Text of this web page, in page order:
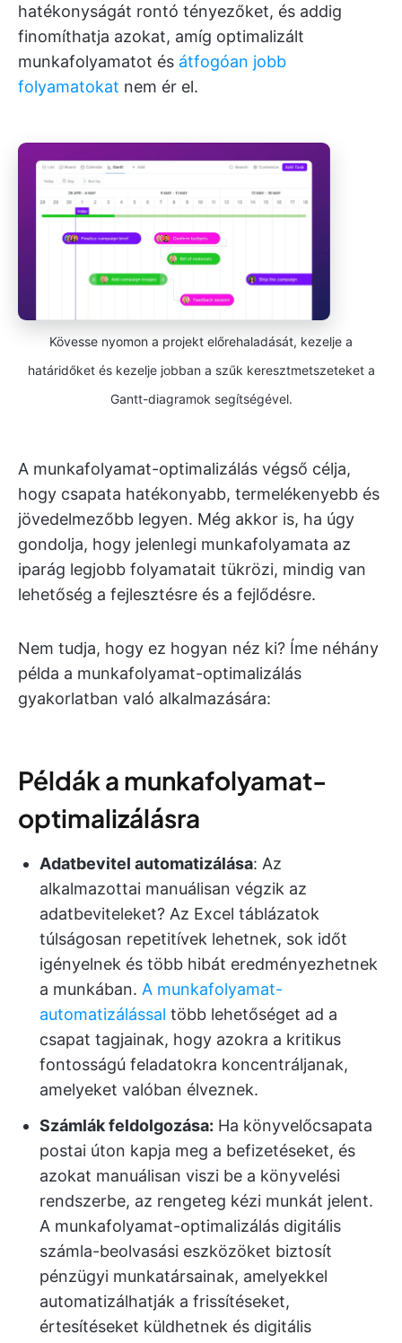
hatékonyságát rontó tényezőket, és addig
finomíthatja azokat, amíg optimalizált
munkafolyamatot és átfogóan jobb
folyamatokat nem ér el.
Kövesse nyomon a projekt előrehaladását, kezelje a
határidőket és kezelje jobban a szűk keresztmetszeteket a
Gantt-diagramok segítségével.
A munkafolyamat-optimalizálás végső célja,
hogy csapata hatékonyabb, termelékenyebb és
jövedelmezőbb legyen. Még akkor is, ha úgy
gondolja, hogy jelenlegi munkafolyamata az
iparág legjobb folyamatait tükrözi, mindig van
lehetőség a fejlesztésre és a fejlődésre.
Nem tudja, hogy ez hogyan néz ki? Íme néhány
példa a munkafolyamat-optimalizálás
gyakorlatban való alkalmazására:
Példák a munkafolyamat-
optimalizálásra
Adatbevitel automatizálása: Az
alkalmazottai manuálisan végzik az
adatbeviteleket? Az Excel táblázatok
túlságosan repetitívek lehetnek, sok időt
igényelnek és több hibát eredményezhetnek
a munkában. A munkafolyamat-
automatizálással több lehetőséget ad a
csapat tagjainak, hogy azokra a kritikus
fontosságú feladatokra koncentráljanak,
amelyeket valóban élveznek.
Számlák feldolgozása: Ha könyvelőcsapata
postai úton kapja meg a befizetéseket, és
azokat manuálisan viszi be a könyvelési
rendszerbe, az rengeteg kézi munkát jelent.
A munkafolyamat-optimalizálás digitális
számla-beolvasási eszközöket biztosít
pénzügyi munkatársainak, amelyekkel
automatizálhatják a frissítéseket,
értesítéseket küldhetnek és digitális